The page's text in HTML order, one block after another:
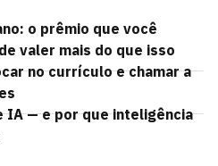
o prêmio que você
valer mais do que isso
no currículo e chamar a
IA — e por que inteligência